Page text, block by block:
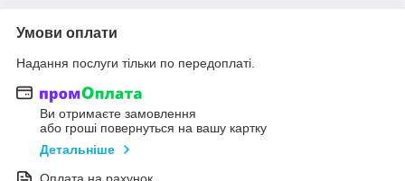
Умови оплати
Надання послуги тільки по передоплаті.
Ви отримаєте замовлення
або гроші повернуться на вашу картку
Детальніше